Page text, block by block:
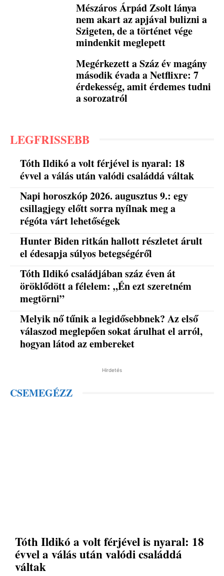
Mészáros Árpád Zsolt lánya
nem akart az apjával bulizni a
Szigeten, de a történet vége
mindenkit meglepett
Megérkezett a Száz év magány
második évada a Netflixre: 7
érdekesség, amit érdemes tudni
a sorozatról
LEGFRISSEBB
Tóth Ildikó a volt férjével is nyaral: 18
évvel a válás után valódi családdá váltak
Napi horoszkóp 2026. augusztus 9.: egy
csillagjegy előtt sorra nyílnak meg a
régóta várt lehetőségek
Hunter Biden ritkán hallott részletet árult
el édesapja súlyos betegségéről
Tóth Ildikó családjában száz éven át
öröklődött a félelem: „Én ezt szeretném
megtörni”
Melyik nő tűnik a legidősebbnek? Az első
válaszod meglepően sokat árulhat el arról,
hogyan látod az embereket
Hirdetés
CSEMEGÉZZ
Tóth Ildikó a volt férjével is nyaral: 18
évvel a válás után valódi családdá
váltak